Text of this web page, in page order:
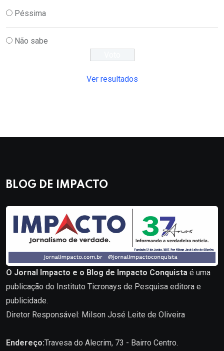
Péssima
Não sabe
Ver resultados
BLOG DE IMPACTO
O Jornal Impacto e o Blog de Impacto Conquista é uma
publicação do Instituto Ticronays de Pesquisa editora e
publicidade.
Diretor Responsável: Milson José Leite de Oliveira
Endereço:Travesa do Alecrim, 73 - Bairro Centro.